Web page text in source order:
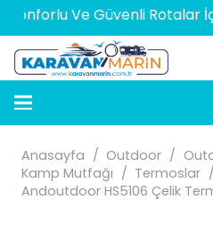
Ve Güvenli Rotalar İçin
Anasayfa / Outdoor /
Kamp Mutfağı / Termoslar /
Andoutdoor HS5106 Çelik